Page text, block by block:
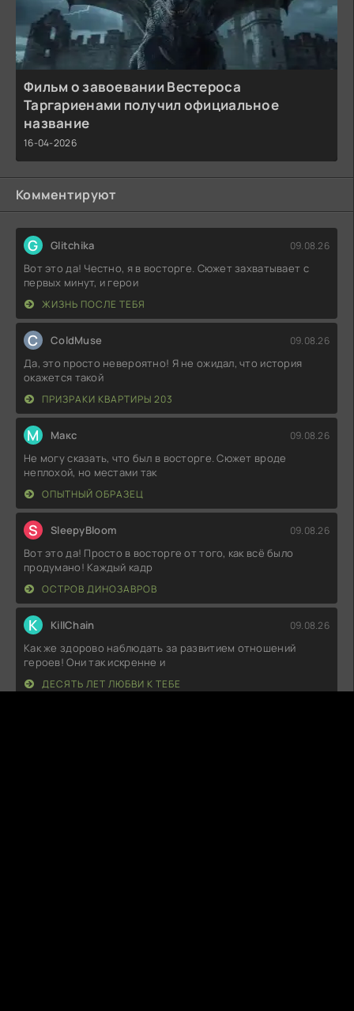
Фильм о завоевании Вестероса
Таргариенами получил официальное
название
16-04-2026
Комментируют
G Glitchika 09.08.26
Вот это да! Честно, я в восторге. Сюжет захватывает с
первых минут, и герои
ЖИЗНЬ ПОСЛЕ ТЕБЯ
C ColdMuse 09.08.26
Да, это просто невероятно! Я не ожидал, что история
окажется такой
ПРИЗРАКИ КВАРТИРЫ 203
М Макс 09.08.26
Не могу сказать, что был в восторге. Сюжет вроде
неплохой, но местами так
ОПЫТНЫЙ ОБРАЗЕЦ
S SleepyBloom 09.08.26
Вот это да! Просто в восторге от того, как всё было
продумано! Каждый кадр
ОСТРОВ ДИНОЗАВРОВ
K KillChain 09.08.26
Как же здорово наблюдать за развитием отношений
героев! Они так искренне и
ДЕСЯТЬ ЛЕТ ЛЮБВИ К ТЕБЕ